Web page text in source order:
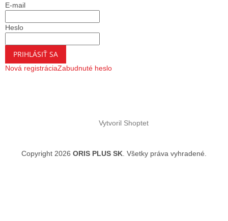
E-mail
Heslo
PRIHLÁSIŤ SA
Nová registráciaZabudnuté heslo
Vytvoril Shoptet
Copyright 2026 ORIS PLUS SK . Všetky práva vyhradené.